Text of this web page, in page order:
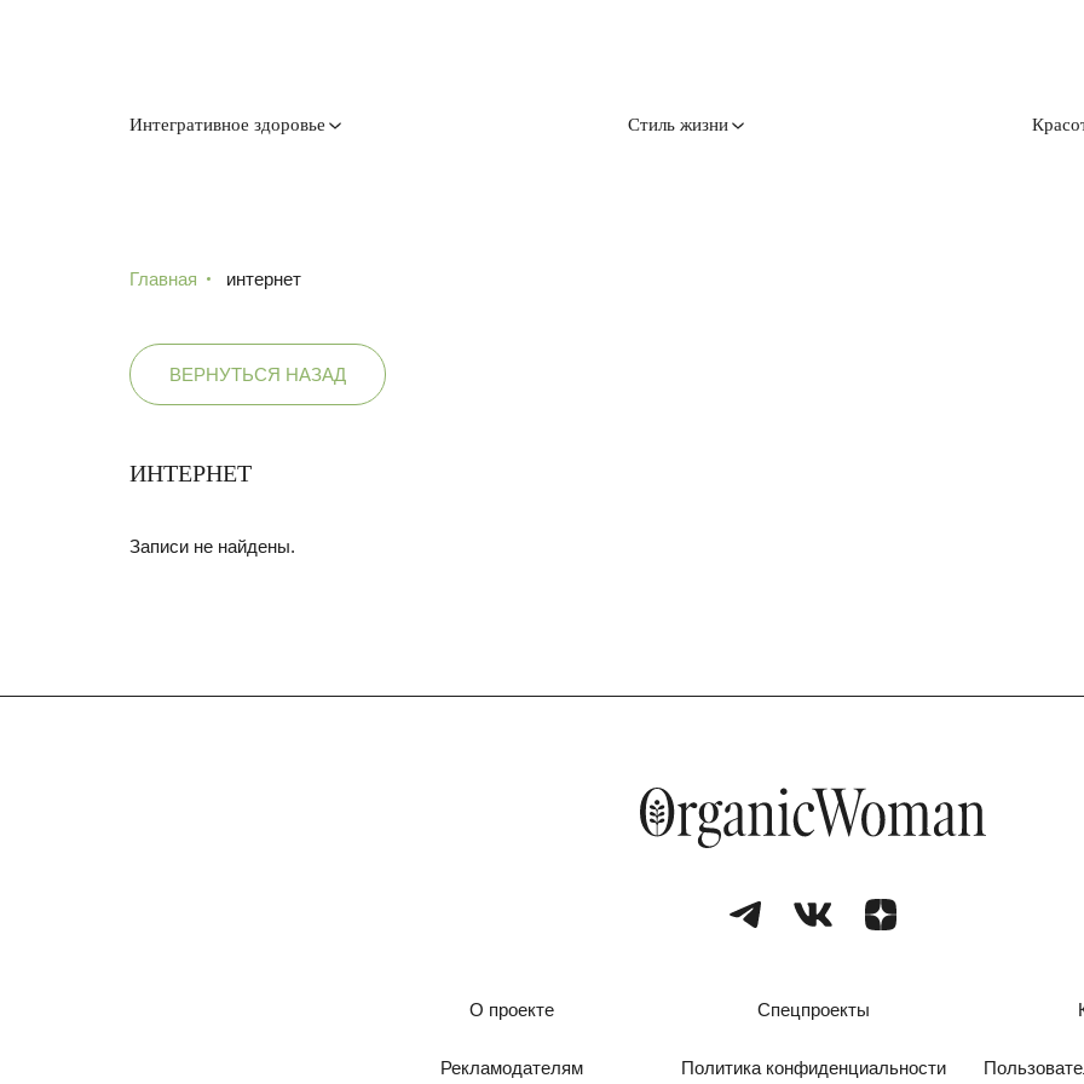
Интегративное здоровье Стиль жизни
Главная интернет
ВЕРНУТЬСЯ НАЗАД
ИНТЕРНЕТ
Записи не найдены.
О проекте Спецпроекты
Рекламодателям Политика конфиденциальности